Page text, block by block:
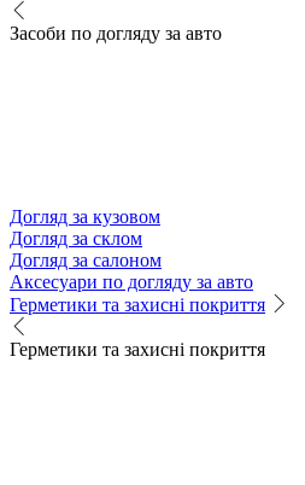
Засоби по догляду за авто
Догляд за кузовом
Догляд за склом
Догляд за салоном
Аксесуари по догляду за авто
Герметики та захисні покриття
Герметики та захисні покриття